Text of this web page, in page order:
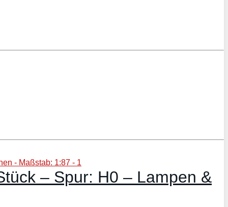
– Spur: H0 – Lampen &